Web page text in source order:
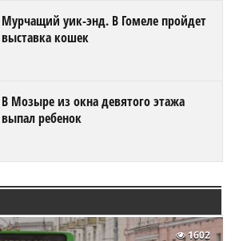
Мурчащий уик-энд. В Гомеле пройдет
выставка кошек
В Мозыре из окна девятого этажа
выпал ребенок
1602